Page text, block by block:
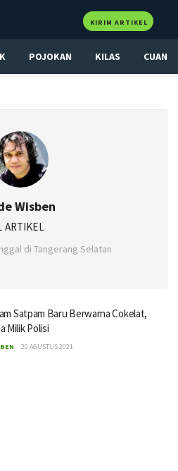
KIRIM ARTIKEL
POJOKAN KILAS CUAN
Wisben
ARTIKEL
di Tangerang Selatan
Satpam Baru Berwarna Cokelat,
Milik Polisi
20 AGUSTUS 2021